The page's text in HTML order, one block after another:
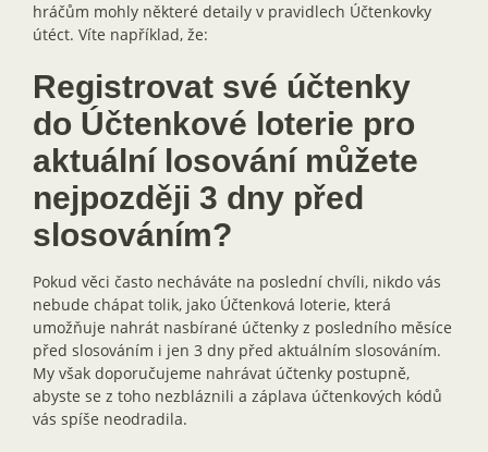
hráčům mohly některé detaily v pravidlech Účtenkovky
útéct. Víte například, že:
Registrovat své účtenky
do Účtenkové loterie pro
aktuální losování můžete
nejpozději 3 dny před
slosováním?
Pokud věci často necháváte na poslední chvíli, nikdo vás
nebude chápat tolik, jako Účtenková loterie, která
umožňuje nahrát nasbírané účtenky z posledního měsíce
před slosováním i jen 3 dny před aktuálním slosováním.
My však doporučujeme nahrávat účtenky postupně,
abyste se z toho nezbláznili a záplava účtenkových kódů
vás spíše neodradila.